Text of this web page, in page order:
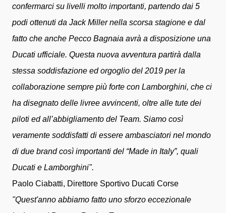
confermarci su livelli molto importanti, partendo dai 5
podi ottenuti da Jack Miller nella scorsa stagione e dal
fatto che anche Pecco Bagnaia avrà a disposizione una
Ducati ufficiale. Questa nuova avventura partirà dalla
stessa soddisfazione ed orgoglio del 2019 per la
collaborazione sempre più forte con Lamborghini, che ci
ha disegnato delle livree avvincenti, oltre alle tute dei
piloti ed all’abbigliamento del Team. Siamo così
veramente soddisfatti di essere ambasciatori nel mondo
di due brand così importanti del “Made in Italy”, quali
Ducati e Lamborghini".
Paolo Ciabatti, Direttore Sportivo Ducati Corse
"Quest'anno abbiamo fatto uno sforzo eccezionale